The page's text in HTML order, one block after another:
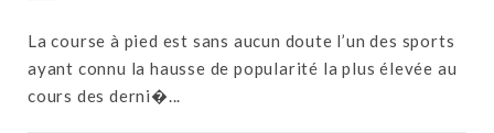
La course à pied est sans aucun doute l’un des sports
ayant connu la hausse de popularité la plus élevée au
cours des derni�...